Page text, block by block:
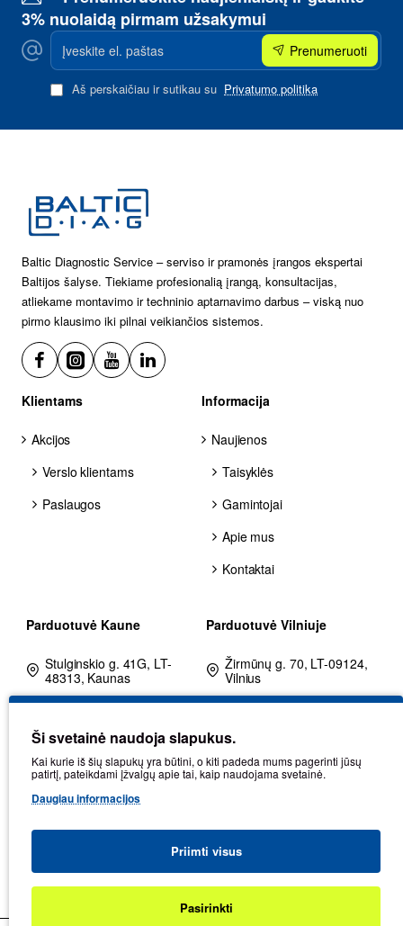
3% nuolaidą pirmam užsakymui
Įveskite
el.
paštas
Prenumeruoti
Aš perskaičiau ir sutikau su Privatumo politika
Baltic Diagnostic Service – serviso ir pramonės įrangos ekspertai
Baltijos šalyse. Tiekiame profesionalią įrangą, konsultacijas,
atliekame montavimo ir techninio aptarnavimo darbus – viską nuo
pirmo klausimo iki pilnai veikiančios sistemos.
Klientams
Akcijos
Verslo klientams
Paslaugos
Informacija
Naujienos
Taisyklės
Gamintojai
Apie mus
Kontaktai
Parduotuvė Kaune
Stulginskio g. 41G, LT-
48313, Kaunas
kaunas@balticdiag.eu
Darbo laikas: I-V: 8-17
Parduotuvė Vilniuje
Žirmūnų g. 70, LT-09124,
Vilnius
vilnius@balticdiag.eu
Darbo laikas: I-V: 8-17
2026 Baltic Diag | Visos teisės saugomos
Ši svetainė naudoja slapukus.
Kai kurie iš šių slapukų yra būtini, o kiti padeda mums pagerinti jūsų
patirtį, pateikdami įžvalgų apie tai, kaip naudojama svetainė.
Daugiau informacijos
Priimti visus
Pasirinkti